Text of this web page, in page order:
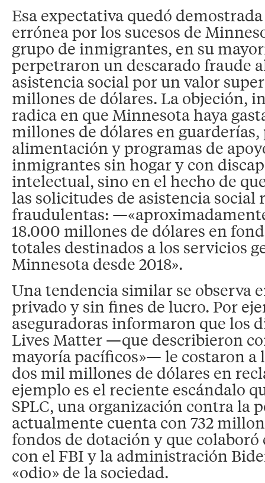
Esa expectativa quedó
errónea por los sucesos de
grupo de inmigrantes, en su
perpetraron un descarado fraude
asistencia social por un valor
millones de dólares. La objeción,
radica en que Minnesota haya
millones de dólares en guarderías,
alimentación y programas de
inmigrantes sin hogar y con
intelectual, sino en el hecho de
las solicitudes de asistencia social
fraudulentas:
18.000 millones de dólares en
totales destinados a los servicios
Minnesota desde 2018».
Una tendencia similar se observa
privado y sin fines de lucro. Por
aseguradoras informaron que los
Lives Matter —que describieron
mayoría pacíficos»— le costaron a
dos mil millones de dólares en
ejemplo es el reciente escándalo
SPLC, una organización contra la
actualmente cuenta con 732
fondos de dotación y que
con el FBI y la administración
«odio» de la sociedad.